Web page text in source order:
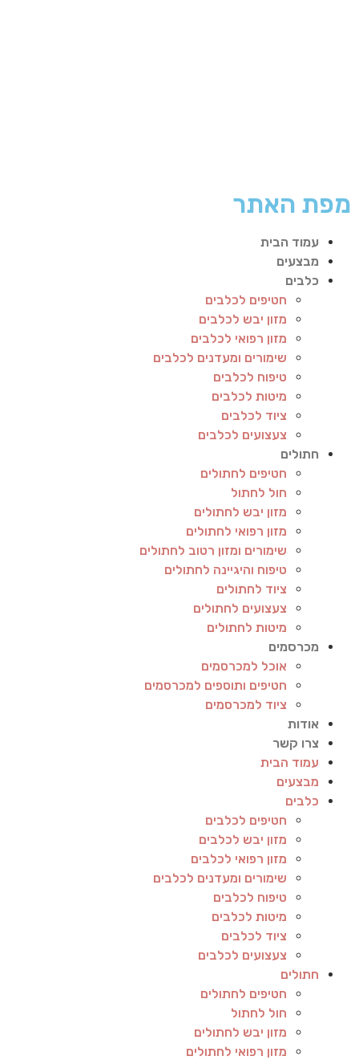
מפת האתר
עמוד הבית
מבצעים
כלבים
חטיפים לכלבים
מזון יבש לכלבים
מזון רפואי לכלבים
שימורים ומעדנים לכלבים
טיפוח לכלבים
מיטות לכלבים
ציוד לכלבים
צעצועים לכלבים
חתולים
חטיפים לחתולים
חול לחתול
מזון יבש לחתולים
מזון רפואי לחתולים
שימורים ומזון רטוב לחתולים
טיפוח והיגיינה לחתולים
ציוד לחתולים
צעצועים לחתולים
מיטות לחתולים
מכרסמים
אוכל למכרסמים
חטיפים ותוספים למכרסמים
ציוד למכרסמים
אודות
צרו קשר
עמוד הבית
מבצעים
כלבים
חטיפים לכלבים
מזון יבש לכלבים
מזון רפואי לכלבים
שימורים ומעדנים לכלבים
טיפוח לכלבים
מיטות לכלבים
ציוד לכלבים
צעצועים לכלבים
חתולים
חטיפים לחתולים
חול לחתול
מזון יבש לחתולים
מזון רפואי לחתולים